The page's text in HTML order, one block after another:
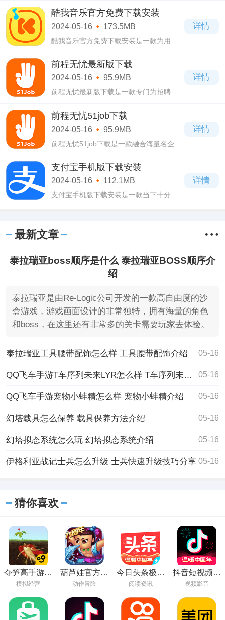
官方下载这款软件里面拥有海量的音乐，
每一首都是悦耳动听的。
酷我音乐官方免费下载安装
2024-05-16 173.5MB
酷我音乐官方免费下载安装是一款为用户
酷我音乐官方免费下载安装采用简洁的页
面设计，有着非常丰富的音乐。
详情
前程无忧最新版下载
2024-05-16 95.9MB
前程无忧最新版下载是一款专门为招聘与
最新版下载这里拥有强大的功能，海量的
招聘信息。
详情
前程无忧51job下载
2024-05-16 95.9MB
前程无忧51job下载是一款融合海量名企，
程无忧51job下载采用简洁的页面设计，有
着海量的招聘信息资源。
详情
支付宝手机版下载安装
2024-05-16 112.1MB
支付宝手机版下载安装是一款当下十分受
详情
最新文章
泰拉瑞亚boss顺序是什么 泰拉瑞亚BOSS顺序介
绍
泰拉瑞亚是由Re-Logic公司开发的一款高自由度的沙
盒游戏，游戏画面设计的非常独特，拥有海量的角色
和boss，在这里还有非常多的关卡需要玩家去体验。
泰拉瑞亚工具腰带配饰怎么样 工具腰带配饰介绍 05-16
QQ飞车手游T车序列未来LYR怎么样 T车序列未来LYR介绍 05-16
QQ飞车手游宠物小蚌精怎么样 宠物小蚌精介绍 05-16
幻塔载具怎么保养 载具保养方法介绍 05-16
幻塔拟态系统怎么玩 幻塔拟态系统介绍 05-16
伊格利亚战记士兵怎么升级 士兵快速升级技巧分享 05-16
猜你喜欢
夺笋高手游戏
下载安装最新
模拟经营
葫芦娃官方免
费下载
动作冒险
今日头条极速
版官方免费下
阅读资讯
抖音短视频最
新版本2023
视频影音